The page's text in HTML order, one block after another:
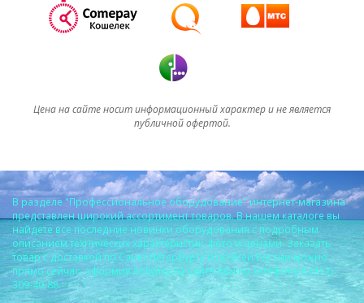
Цена на сайте носит информационный характер и не является
публичной офертой.
В разделе "Профессиональное оборудование" интернет-магазина
представлен широкий ассортимент товаров. В нашем каталоге вы
найдете все последние новинки оборудования с подробным
описанием технических характеристик, фото и ценами. Заказать
товар с доставкой по Санкт-Петербургу и по всей России можно
прямо сейчас, оформив покупку на сайте или по телефону 8 (812)
309-40-88.